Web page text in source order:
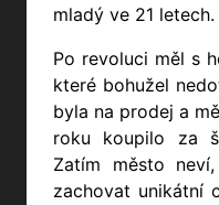
mladý ve 21 letech.
Po revoluci měl s
které bohužel
byla na prodej a
roku koupilo za
Zatím město
zachovat unikátní